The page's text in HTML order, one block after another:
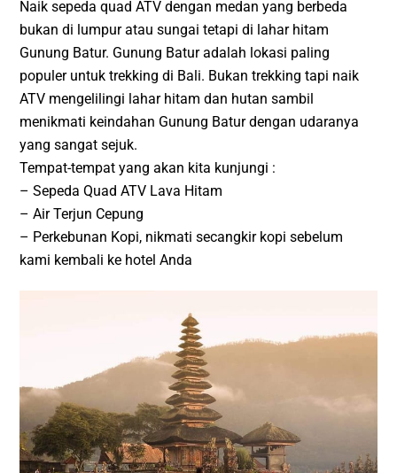
Naik sepeda quad ATV dengan medan yang berbeda
bukan di lumpur atau sungai tetapi di lahar hitam
Gunung Batur. Gunung Batur adalah lokasi paling
populer untuk trekking di Bali. Bukan trekking tapi naik
ATV mengelilingi lahar hitam dan hutan sambil
menikmati keindahan Gunung Batur dengan udaranya
yang sangat sejuk.
Tempat-tempat yang akan kita kunjungi :
– Sepeda Quad ATV Lava Hitam
– Air Terjun Cepung
– Perkebunan Kopi, nikmati secangkir kopi sebelum
kami kembali ke hotel Anda